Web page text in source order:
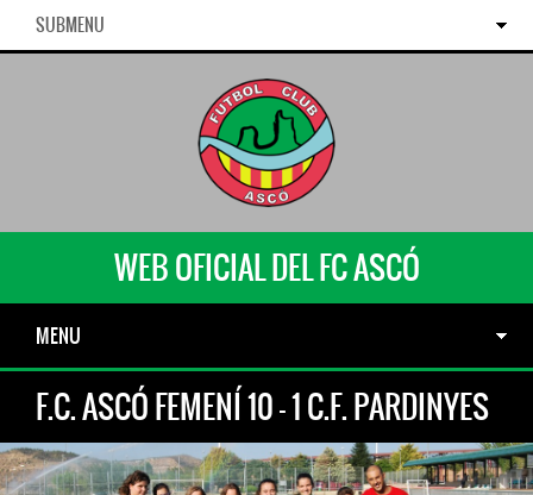
SUBMENU
WEB OFICIAL DEL FC ASCÓ
MENU
F.C. ASCÓ FEMENÍ 10 - 1 C.F. PARDINYES